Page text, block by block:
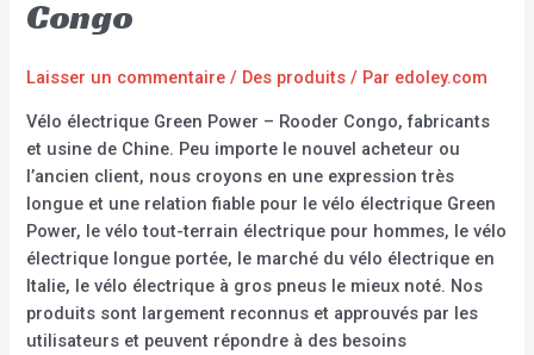
Congo
Laisser un commentaire / Des produits / Par edoley.com
Vélo électrique Green Power – Rooder Congo, fabricants
et usine de Chine. Peu importe le nouvel acheteur ou
l’ancien client, nous croyons en une expression très
longue et une relation fiable pour le vélo électrique Green
Power, le vélo tout-terrain électrique pour hommes, le vélo
électrique longue portée, le marché du vélo électrique en
Italie, le vélo électrique à gros pneus le mieux noté. Nos
produits sont largement reconnus et approuvés par les
utilisateurs et peuvent répondre à des besoins